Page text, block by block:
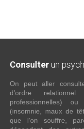
Consulter un
On peut aller
d’ordre relationnel
professionnelles)
(insomnie, maux de
que l’on souffre,